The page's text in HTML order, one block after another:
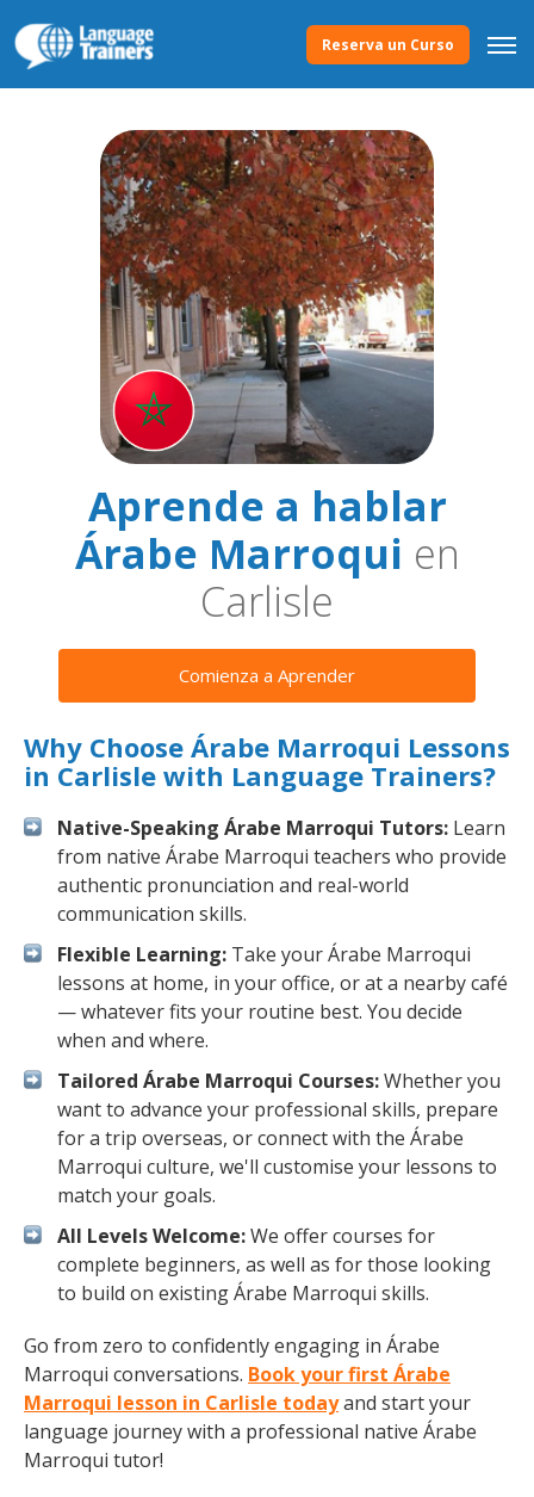
Reserva un Curso
Aprende a hablar
Árabe Marroqui en
Carlisle
Comienza a Aprender
Why Choose Árabe Marroqui Lessons
in Carlisle with Language Trainers?
Native-Speaking Árabe Marroqui Tutors: Learn
from native Árabe Marroqui teachers who provide
authentic pronunciation and real-world
communication skills.
Flexible Learning: Take your Árabe Marroqui
lessons at home, in your office, or at a nearby café
— whatever fits your routine best. You decide
when and where.
Tailored Árabe Marroqui Courses:Whether you
want to advance your professional skills, prepare
for a trip overseas, or connect with the Árabe
Marroqui culture, we'll customise your lessons to
match your goals.
All Levels Welcome:We offer courses for
complete beginners, as well as for those looking
to build on existing Árabe Marroqui skills.
Go from zero to confidently engaging in Árabe
Marroqui conversations. Book your first Árabe
Marroqui lesson in Carlisle todayand start your
language journey with a professional native Árabe
Marroqui tutor!